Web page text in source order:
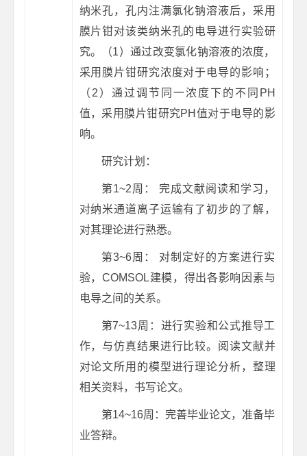
纳米孔，孔内注满氯化钠溶液后，采用
膜片钳对该类纳米孔的电导进行实验研
究。（1）通过改变氯化钠溶液的浓度，
采用膜片钳研究浓度对于电导的影响；
（2）通过调节同一浓度下的不同PH
值，采用膜片钳研究PH值对于电导的影
响。
研究计划：
第1~2周： 完成文献阅读和学习，
对纳米通道离子运输有了初步的了解，
对其理论进行熟悉。
第3~6周： 对制定好的方案进行实
验，COMSOL建模，得出各影响因素与
电导之间的关系。
第7~13周：进行实验和公式推导工
作，与仿真结果进行比较。阅读文献并
对论文所用的模型进行理论分析，整理
相关资料，书写论文。
第14~16周：完善毕业论文，准备毕
业答辩。